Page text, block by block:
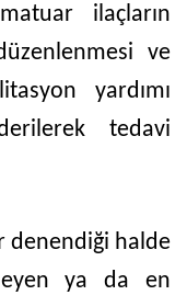
ilaçların
ve
yardımı
tedavi
denendiği halde
ya da en